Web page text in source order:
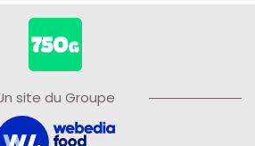
site du Groupe